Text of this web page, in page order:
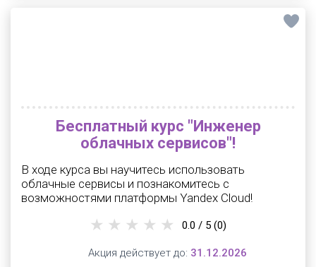
Бесплатный курс "Инженер
облачных сервисов"!
В ходе курса вы научитесь использовать
облачные сервисы и познакомитесь с
возможностями платформы Yandex Cloud!
0.0 / 5 (0)
Акция действует до: 31.12.2026